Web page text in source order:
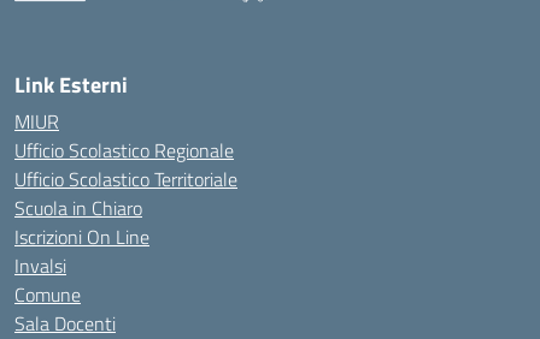
Link Esterni
MIUR
Ufficio Scolastico Regionale
Ufficio Scolastico Territoriale
Scuola in Chiaro
Iscrizioni On Line
Invalsi
Comune
Sala Docenti